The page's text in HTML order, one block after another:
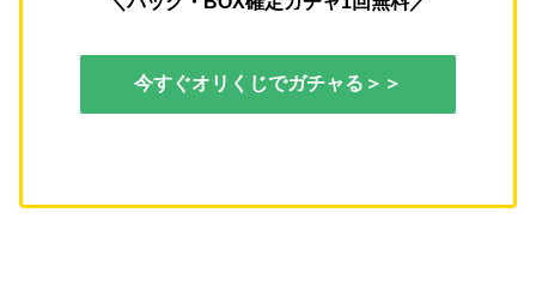
今すぐオリくじでガチャる＞＞